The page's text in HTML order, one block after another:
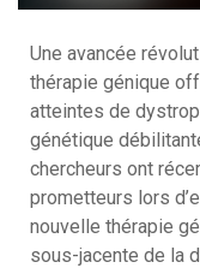
Une avancée
thérapie génique
atteintes de
génétique
chercheurs ont
prometteurs lors
nouvelle thérapie
sous-jacente de la